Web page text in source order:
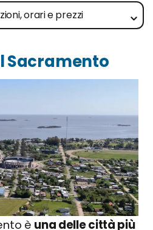
orari e prezzi
Sacramento
è una delle città più